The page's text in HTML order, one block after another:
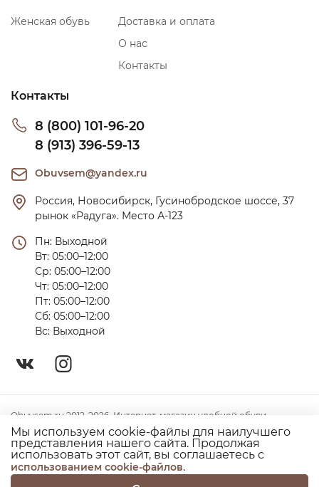
Женская обувь
Доставка и оплата
О нас
Контакты
Контакты
8 (800) 101-96-20
8 (913) 396-59-13
Obuvsem@yandex.ru
Россия, Новосибирск, Гусинобродское шоссе, 37
рынок «Радуга». Место А-123
Пн: Выходной
Вт: 05:00–12:00
Ср: 05:00–12:00
Чт: 05:00–12:00
Пт: 05:00–12:00
Сб: 05:00–12:00
Вс: Выходной
Obuvsem.ru 2012-2026. Интернет-магазин удобной обуви
Политика конфиденциальности
Согласие на использование куки
Мы используем cookie-файлы для наилучшего
представления нашего сайта. Продолжая
использовать этот сайт, вы соглашаетесь с
использованием cookie-файлов.